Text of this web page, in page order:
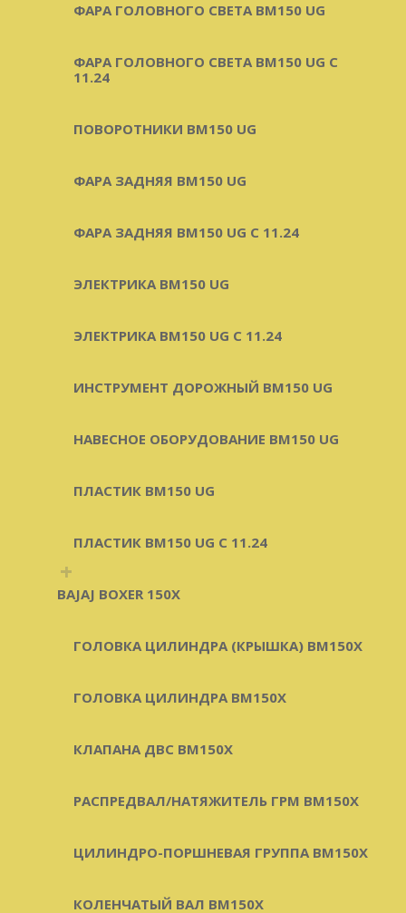
ФАРА ГОЛОВНОГО СВЕТА BM150 UG
ФАРА ГОЛОВНОГО СВЕТА BM150 UG C
11.24
ПОВОРОТНИКИ BM150 UG
ФАРА ЗАДНЯЯ BM150 UG
ФАРА ЗАДНЯЯ BM150 UG С 11.24
ЭЛЕКТРИКА BM150 UG
ЭЛЕКТРИКА BM150 UG C 11.24
ИНСТРУМЕНТ ДОРОЖНЫЙ BM150 UG
НАВЕСНОЕ ОБОРУДОВАНИЕ BM150 UG
ПЛАСТИК BM150 UG
ПЛАСТИК BM150 UG C 11.24
+
BAJAJ BOXER 150X
ГОЛОВКА ЦИЛИНДРА (КРЫШКА) BM150X
ГОЛОВКА ЦИЛИНДРА BM150X
КЛАПАНА ДВС BM150X
РАСПРЕДВАЛ/НАТЯЖИТЕЛЬ ГРМ BM150X
ЦИЛИНДРО-ПОРШНЕВАЯ ГРУППА BM150X
КОЛЕНЧАТЫЙ ВАЛ BM150X